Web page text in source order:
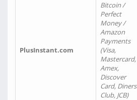
PlusInstant.com
Bitcoin /
Perfect
Money /
Amazon
Payments
(Visa,
Mastercard,
Amex,
Discover
Card, Diners
Club, JCB)